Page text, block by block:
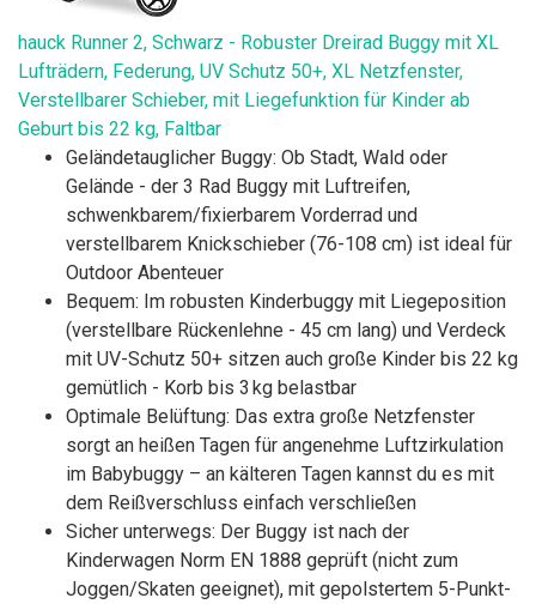
hauck Runner 2, Schwarz - Robuster Dreirad Buggy mit XL
Lufträdern, Federung, UV Schutz 50+, XL Netzfenster,
Verstellbarer Schieber, mit Liegefunktion für Kinder ab
Geburt bis 22 kg, Faltbar
Geländetauglicher Buggy: Ob Stadt, Wald oder
Gelände - der 3 Rad Buggy mit Luftreifen,
schwenkbarem/fixierbarem Vorderrad und
verstellbarem Knickschieber (76-108 cm) ist ideal für
Outdoor Abenteuer
Bequem: Im robusten Kinderbuggy mit Liegeposition
(verstellbare Rückenlehne - 45 cm lang) und Verdeck
mit UV-Schutz 50+ sitzen auch große Kinder bis 22 kg
gemütlich - Korb bis 3 kg belastbar
Optimale Belüftung: Das extra große Netzfenster
sorgt an heißen Tagen für angenehme Luftzirkulation
im Babybuggy – an kälteren Tagen kannst du es mit
dem Reißverschluss einfach verschließen
Sicher unterwegs: Der Buggy ist nach der
Kinderwagen Norm EN 1888 geprüft (nicht zum
Joggen/Skaten geeignet), mit gepolstertem 5-Punkt-